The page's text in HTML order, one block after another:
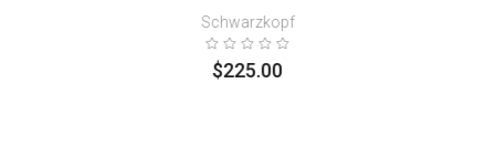
Schwarzkopf
$225.00